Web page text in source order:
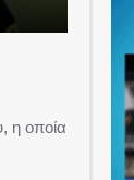
η οποία